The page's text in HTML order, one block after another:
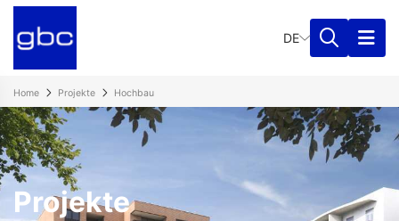
DE
Home Projekte Hochbau
Projekte